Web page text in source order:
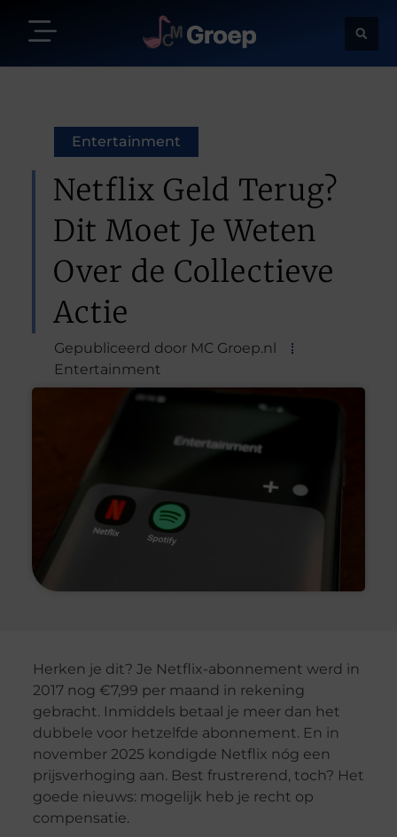
Entertainment
Netflix Geld Terug?
Dit Moet Je Weten
Over de Collectieve
Actie
Gepubliceerd door MC Groep.nl
Entertainment
Herken je dit? Je Netflix-abonnement werd in
2017 nog €7,99 per maand in rekening
gebracht. Inmiddels betaal je meer dan het
dubbele voor hetzelfde abonnement. En in
november 2025 kondigde Netflix nóg een
prijsverhoging aan. Best frustrerend, toch? Het
goede nieuws: mogelijk heb je recht op
compensatie.